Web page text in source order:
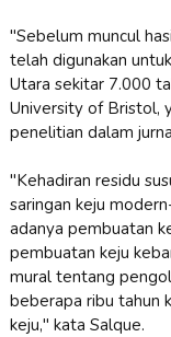
"Sebelum muncul
telah digunakan
Utara sekitar 7.000
University of Bristol,
penelitian dalam
"Kehadiran residu
saringan keju
adanya pembuatan
pembuatan keju
mural tentang
beberapa ribu tahun
keju," kata Salque.